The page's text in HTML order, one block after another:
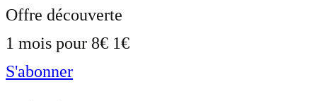
Offre découverte
1 mois pour 8€ 1€
S'abonner